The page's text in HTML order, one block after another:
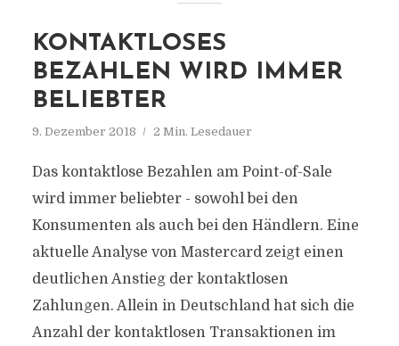
KONTAKTLOSES
BEZAHLEN WIRD IMMER
BELIEBTER
9. Dezember 2018 2 Min. Lesedauer
Das kontaktlose Bezahlen am Point-of-Sale
wird immer beliebter - sowohl bei den
Konsumenten als auch bei den Händlern. Eine
aktuelle Analyse von Mastercard zeigt einen
deutlichen Anstieg der kontaktlosen
Zahlungen. Allein in Deutschland hat sich die
Anzahl der kontaktlosen Transaktionen im